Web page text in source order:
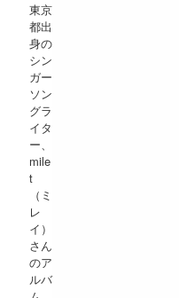
東京
都出
身の
シン
ガー
ソン
グラ
イタ
ー、
mile
t
（ミ
レ
イ）
さん
のア
ルバ